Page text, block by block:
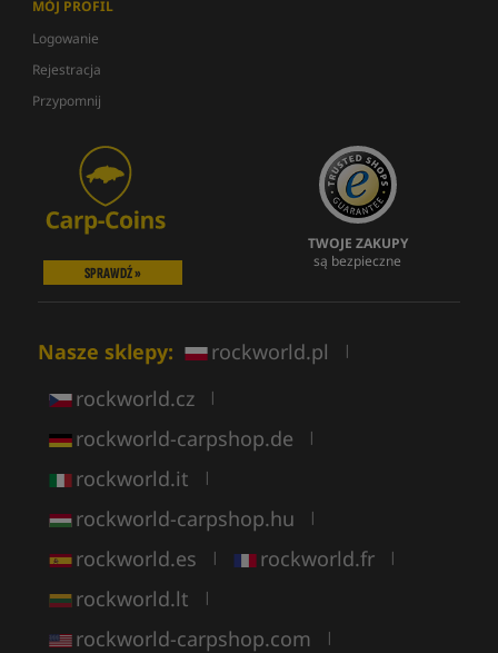
MÓJ PROFIL
Logowanie
Rejestracja
Przypomnij
SPRAWDŹ »
TWOJE ZAKUPY
są bezpieczne
Nasze sklepy: rockworld.pl |
rockworld.cz |
rockworld-carpshop.de |
rockworld.it |
rockworld-carpshop.hu |
rockworld.es | rockworld.fr |
rockworld.lt |
rockworld-carpshop.com |